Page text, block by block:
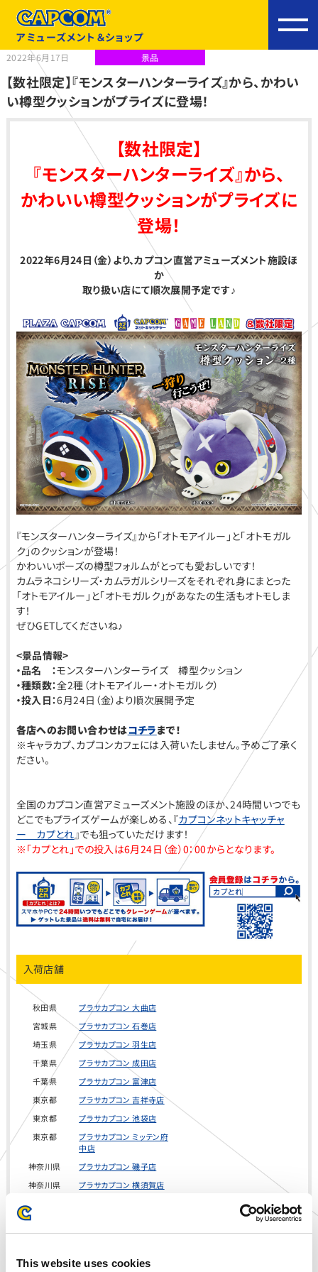
This website uses cookies
アミューズメント＆ショップ
2022年6月17日 景品
【数社限定】『モンスターハンターライズ』から、かわい
い樽型クッションがプライズに登場！
【数社限定】
『モンスターハンターライズ』から、
かわいい樽型クッションがプライズに
登場！
2022年6月24日（金）より、カプコン直営アミューズメント施設ほ
か
取り扱い店にて順次展開予定です♪
『モンスターハンターライズ』から「オトモアイルー」と「オトモガル
ク」のクッションが登場！
かわいいポーズの樽型フォルムがとっても愛おしいです！
カムラネコシリーズ・カムラガルシリーズをそれぞれ身にまとった
「オトモアイルー」と「オトモガルク」があなたの生活もオトモしま
す！
ぜひGETしてくださいね♪
<景品情報>
・品名 ：モンスターハンターライズ 樽型クッション
・種類数：全2種（オトモアイルー・オトモガルク）
・投入日：6月24日（金）より順次展開予定
各店へのお問い合わせはコチラまで！
※キャラカプ、カプコンカフェには入荷いたしません。予めご了承く
ださい。
全国のカプコン直営アミューズメント施設のほか、24時間いつでも
どこでもプライズゲームが楽しめる、『カプコンネットキャッチャ
ー カプとれ 』でも狙っていただけます！
※「カプとれ」での投入は6月24日（金）0：00からとなります。
入荷店舗
秋田県
プラサカプコン 大曲店
宮城県
プラサカプコン 石巻店
埼玉県
プラサカプコン 羽生店
千葉県
プラサカプコン 成田店
千葉県
プラサカプコン 富津店
東京都
プラサカプコン 吉祥寺店
東京都
プラサカプコン 池袋店
東京都
プラサカプコン ミッテン府
中店
神奈川県
プラサカプコン 磯子店
神奈川県
プラサカプコン 横須賀店
愛知県
プラサカプコン 徳重店